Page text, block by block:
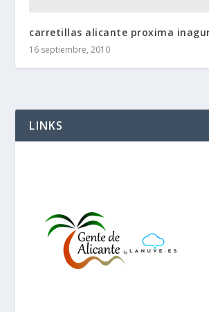
carretillas alicante proxima
16 septiembre, 2010
LINKS